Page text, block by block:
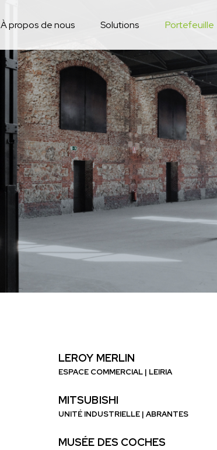
À propos de nous Solutions Portefeuille
LEROY MERLIN
ESPACE COMMERCIAL | LEIRIA
MITSUBISHI
UNITÉ INDUSTRIELLE | ABRANTES
MUSÉE DES COCHES